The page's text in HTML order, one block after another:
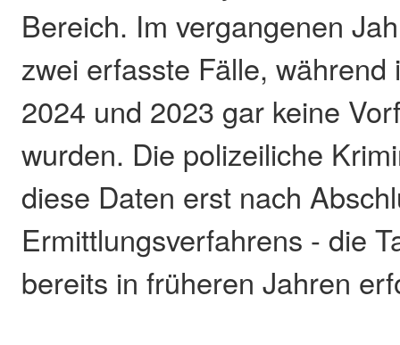
Bereich. Im vergangenen
zwei erfasste Fälle, während
2024 und 2023 gar keine
wurden. Die polizeiliche
diese Daten erst nach
Ermittlungsverfahrens - die
bereits in früheren Jahren